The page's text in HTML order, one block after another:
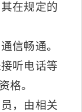
在规定的
信畅通。
听电话等
格。
，由相关